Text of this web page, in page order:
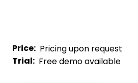
Price: Pricing upon request
Trial: Free demo available